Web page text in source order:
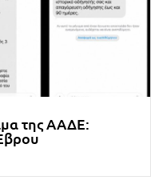
της ΑΑΔΕ: